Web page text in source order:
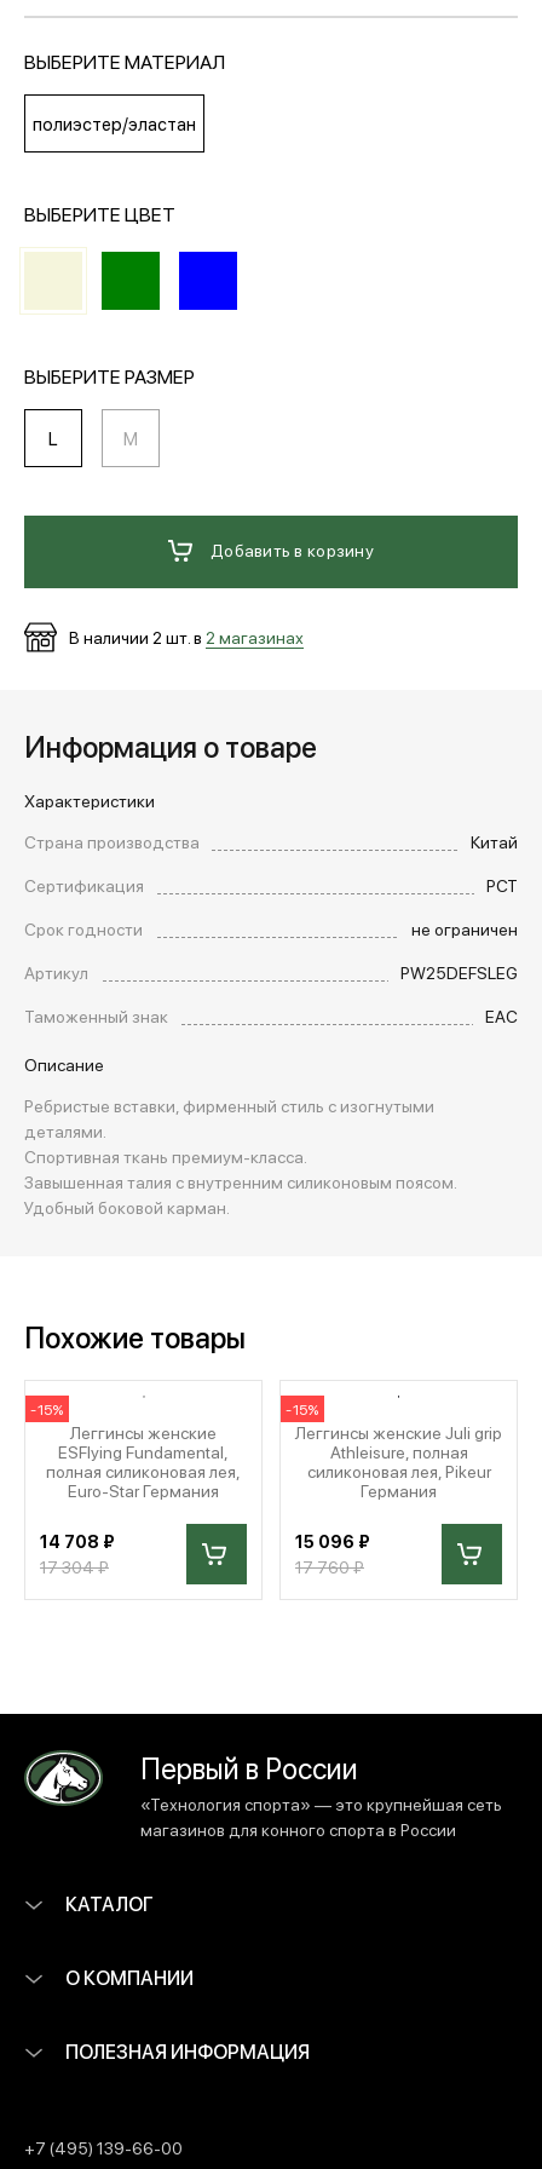
МЕДИА
ПОКУПАТЕЛЯМ
ОПЛАТА И ДОСТАВКА
Вход в личный кабинет
ВЫБЕРИТЕ МАТЕРИАЛ
полиэстер/эластан
ВЫБЕРИТЕ ЦВЕТ
ВЫБЕРИТЕ РАЗМЕР
L M
Добавить в корзину
В наличии 2 шт. в 2 магазинах
Информация о товаре
Характеристики
Страна производства
Китай
Сертификация
РСТ
Срок годности
не ограничен
Артикул
PW25DEFSLEG
Таможенный знак
EAC
Описание
Ребристые вставки, фирменный стиль с изогнутыми
деталями.
Спортивная ткань премиум-класса.
Завышенная талия с внутренним силиконовым поясом.
Удобный боковой карман.
Похожие товары
-15%
Леггинсы женские
ESFlying Fundamental,
полная силиконовая лея,
Euro-Star Германия
14 708 ₽
17 304 ₽
-15%
Леггинсы женские Juli grip
Athleisure, полная
силиконовая лея, Pikeur
Германия
15 096 ₽
17 760 ₽
Первый в России
«Технология спорта» — это крупнейшая сеть
магазинов для конного спорта в России
КАТАЛОГ
О КОМПАНИИ
ПОЛЕЗНАЯ ИНФОРМАЦИЯ
+7 (495) 139-66-00